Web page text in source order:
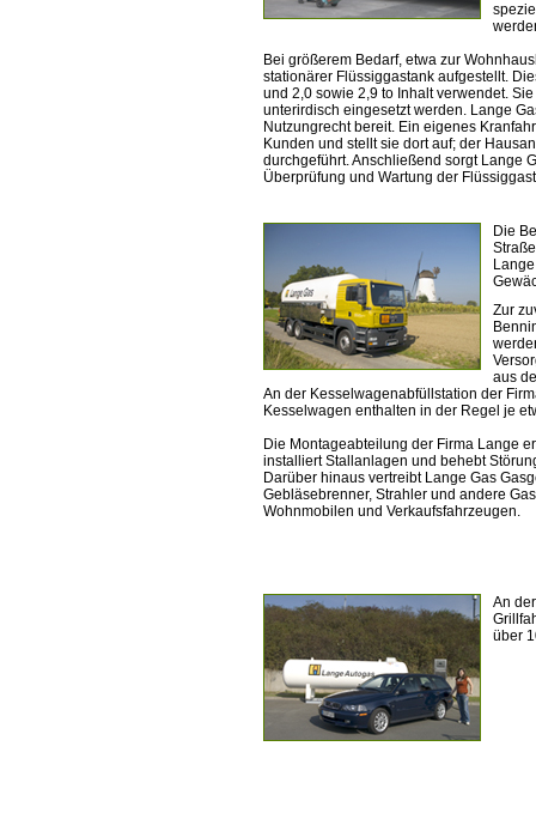
Bei größerem Bedarf, etwa zur
stationärer Flüssiggastank aufgestellt.
und 2,0 sowie 2,9 to Inhalt verwendet.
unterirdisch eingesetzt werden. Lange
Nutzungrecht bereit. Ein eigenes
Kunden und stellt sie dort auf; der
durchgeführt. Anschließend sorgt Lange
Überprüfung und Wartung der
Die
Zur
aus
An der Kesselwagenabfüllstation der
Kesselwagen enthalten in der Regel je
Die Montageabteilung der Firma Lange
installiert Stallanlagen und behebt
Darüber hinaus vertreibt Lange Gas
Gebläsebrenner, Strahler und andere
Wohnmobilen und Verkaufsfahrzeugen.
An
über